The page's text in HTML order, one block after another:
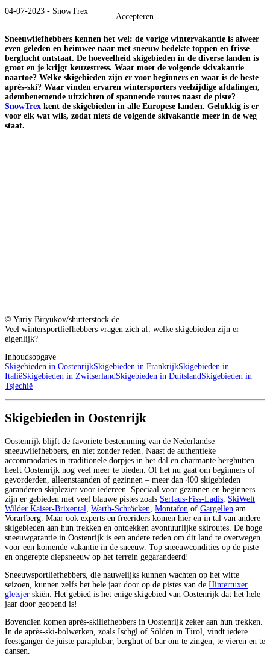
Accepteren
04-07-2023 - SnowTrex
Sneeuwliefhebbers kennen het wel: de vorige wintervakantie is alweer
even geleden en heimwee naar met sneeuw bedekte toppen en frisse
berglucht ontstaat. De hoeveelheid skigebieden in de diverse landen is
groot en je krijgt keuzestress. Waar moet de volgende skivakantie
naartoe? Welke skigebieden zijn er voor beginners en waar is de beste
après-ski? Waar vinden ervaren wintersporters veelzijdige afdalingen,
adembenemende uitzichten of spannende routes naast de piste?
SnowTrex kent de skigebieden in alle Europese landen. Gelukkig is er
voor elk wat wils, zodat niets de volgende skivakantie meer in de weg
staat.
© Yuriy Biryukov/shutterstock.de
Veel wintersportliefhebbers vragen zich af: welke skigebieden zijn er
eigenlijk?
Inhoudsopgave
Skigebieden in OostenrijkSkigebieden in FrankrijkSkigebieden in
ItaliëSkigebieden in Zwitserland Skigebieden in Duitsland Skigebieden in
Tsjechië
Skigebieden in Oostenrijk
Oostenrijk blijft de favoriete bestemming van de Nederlandse
sneeuwliefhebbers, en niet zonder reden. Naast de authentieke
accommodaties in traditionele dorpjes in het dal en charmante berghutten
heeft Oostenrijk nog veel meer te bieden. Of het nu gaat om beginners of
gevorderden, alleenstaanden of gezinnen – meer dan 400 skigebieden
garanderen skiplezier voor iedereen. Speciaal voor gezinnen en beginners
zijn er gebieden met veel blauwe pistes zoals Serfaus-Fiss-Ladis SkiWelt
Wilder Kaiser-Brixental Warth-Schröcken Montafon of Gargellen am
Vorarlberg. Maar ook experts en freeriders komen hier en in tal van andere
skigebieden aan hun trekken en ontdekken avontuurlijke skiroutes. De hoge
sneeuwgarantie in Oostenrijk is een andere reden om dit land te overwegen
voor een komende vakantie in de sneeuw. Top sneeuwcondities op de piste
en ongerepte diepsneeuw op het terrein gegarandeerd!
Sneeuwsportliefhebbers, die nauwelijks kunnen wachten op het witte
seizoen, kunnen zelfs het hele jaar door op de pistes van de Hintertuxer
gletsjer skiën. Het gebied is het enige skigebied van Oostenrijk dat het hele
jaar door geopend is!
Bovendien komen après-skiliefhebbers in Oostenrijk zeker aan hun trekken.
In de après-ski-bolwerken, zoals Ischgl of Sölden in Tirol, vindt iedere
feestganger de juiste paraplubar, berghut of bar om te zingen, te vieren en te
dansen.